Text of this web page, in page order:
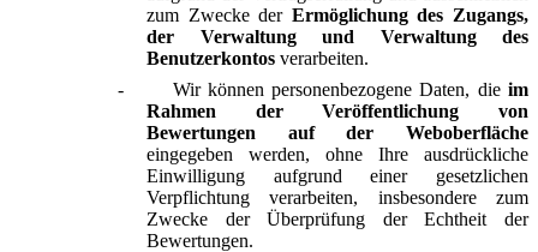
zum Zwecke der Ermöglichung des Zugangs,
der Verwaltung und Verwaltung des
Benutzerkontos verarbeiten.
-
Wir können personenbezogene Daten, dieim
Rahmen der Veröffentlichung von
Bewertungen auf der Weboberfläche
eingegeben werden, ohne Ihre ausdrückliche
Einwilligung aufgrund einer gesetzlichen
Verpflichtung verarbeiten, insbesondere zum
Zwecke der Überprüfung der Echtheit der
Bewertungen.